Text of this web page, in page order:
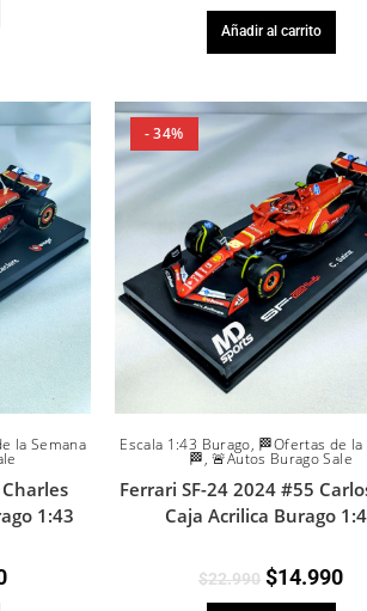
Añadir al carrito
la Semana
1:43
- 34%
Escala 1:43 Burago, 🏁Ofertas de la
🏁,🚨Autos Burago Sale
Ferrari SF-24 2024 #55
Caja Acrilica Burago
$22.990 $14.990